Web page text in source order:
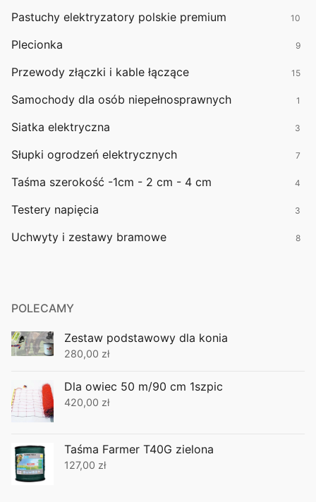
Pastuchy elektryzatory polskie premium 10
Plecionka 9
Przewody złączki i kable łączące 15
Samochody dla osób niepełnosprawnych 1
Siatka elektryczna 3
Słupki ogrodzeń elektrycznych 7
Taśma szerokość -1cm - 2 cm - 4 cm 4
Testery napięcia 3
Uchwyty i zestawy bramowe 8
POLECAMY
Zestaw podstawowy dla konia
280,00 zł
Dla owiec 50 m/90 cm 1szpic
420,00 zł
Taśma Farmer T40G zielona
127,00 zł